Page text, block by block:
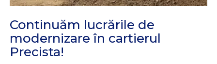
Continuăm lucrările de
modernizare în cartierul
Precista!